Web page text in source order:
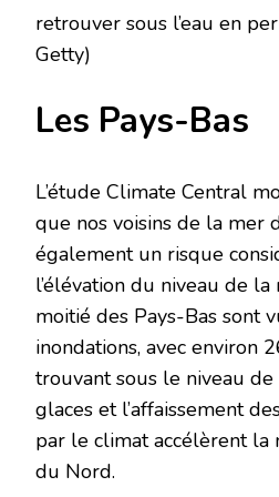
retrouver sous l’eau en
Getty)
Les Pays-Bas
L’étude Climate Central
que nos voisins de la mer
également un risque
l’élévation du niveau de
moitié des Pays-Bas sont
inondations, avec environ
trouvant sous le niveau
glaces et l’affaissement
par le climat accélèrent la
du Nord.